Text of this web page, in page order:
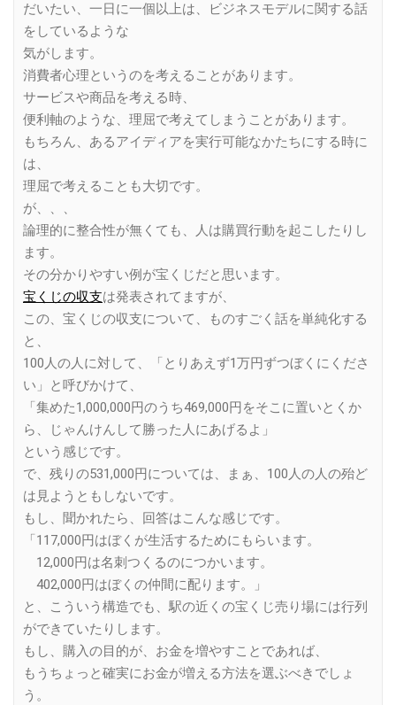
だいたい、一日に一個以上は、ビジネスモデルに関する話
をしているような
気がします。
消費者心理というのを考えることがあります。
サービスや商品を考える時、
便利軸のような、理屈で考えてしまうことがあります。
もちろん、あるアイディアを実行可能なかたちにする時に
は、
理屈で考えることも大切です。
が、、、
論理的に整合性が無くても、人は購買行動を起こしたりし
ます。
その分かりやすい例が宝くじだと思います。
宝くじの収支は発表されてますが、
この、宝くじの収支について、ものすごく話を単純化する
と、
100人の人に対して、「とりあえず1万円ずつぼくにくださ
い」と呼びかけて、
「集めた1,000,000円のうち469,000円をそこに置いとくか
ら、じゃんけんして勝った人にあげるよ」
という感じです。
で、残りの531,000円については、まぁ、100人の人の殆ど
は見ようともしないです。
もし、聞かれたら、回答はこんな感じです。
「117,000円はぼくが生活するためにもらいます。
12,000円は名刺つくるのにつかいます。
402,000円はぼくの仲間に配ります。」
と、こういう構造でも、駅の近くの宝くじ売り場には行列
ができていたりします。
もし、購入の目的が、お金を増やすことであれば、
もうちょっと確実にお金が増える方法を選ぶべきでしょ
う。